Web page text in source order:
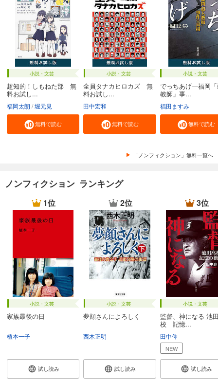
小説・文芸
超知的！しもねた部 無
料お試し...
福岡太朗 堀元見
無料で読む
小説・文芸
全員タナカヒロカズ 無
料お試し...
田中宏和
無料で読む
小説・文芸
でっちあげ―福岡
教師」事...
福田ますみ
無料で読む
「ノンフィクション」無料一覧へ
ノンフィクション ランキング
1位
小説・文芸
家族最後の日
植本一子
試し読み
2位
小説・文芸
夢顔さんによろしく
西木正明
試し読み
3位
小説・文芸
監督、神になる 池
校 記憶...
田中仰
NEW
試し読み